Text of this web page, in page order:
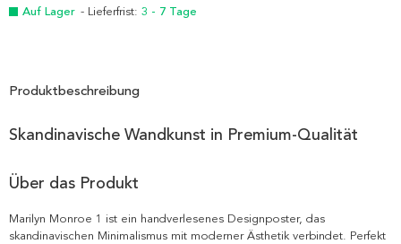
Auf Lager - Lieferfrist: 3 - 7 Tage
Produktbeschreibung
Skandinavische Wandkunst in Premium-Qualität
Über das Produkt
Marilyn Monroe 1 ist ein handverlesenes Designposter, das
skandinavischen Minimalismus mit moderner Ästhetik verbindet. Perfekt